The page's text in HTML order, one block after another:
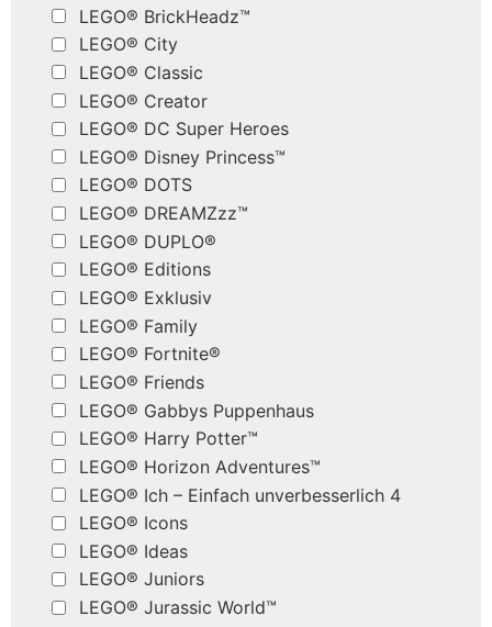
LEGO® BrickHeadz™
LEGO® City
LEGO® Classic
LEGO® Creator
LEGO® DC Super Heroes
LEGO® Disney Princess™
LEGO® DOTS
LEGO® DREAMZzz™
LEGO® DUPLO®
LEGO® Editions
LEGO® Exklusiv
LEGO® Family
LEGO® Fortnite®
LEGO® Friends
LEGO® Gabbys Puppenhaus
LEGO® Harry Potter™
LEGO® Horizon Adventures™
LEGO® Ich – Einfach unverbesserlich 4
LEGO® Icons
LEGO® Ideas
LEGO® Juniors
LEGO® Jurassic World™